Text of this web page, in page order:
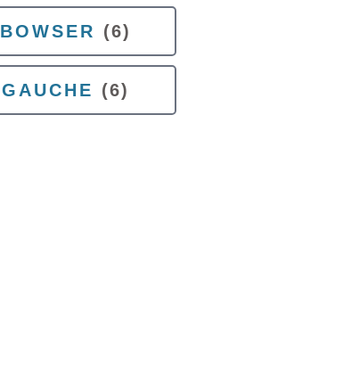
BOWSER (6)
GAUCHE (6)